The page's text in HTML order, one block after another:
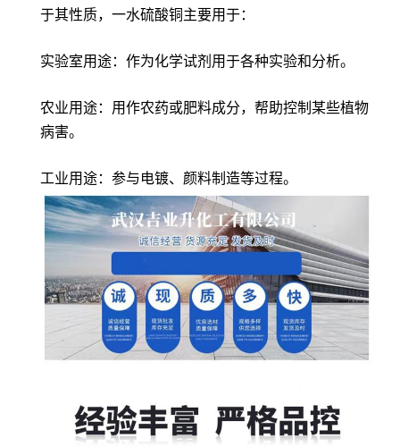
于其性质，一水硫酸铜主要用于：
实验室用途：作为化学试剂用于各种实验和分析。
农业用途：用作农药或肥料成分，帮助控制某些植物
病害。
工业用途：参与电镀、颜料制造等过程。